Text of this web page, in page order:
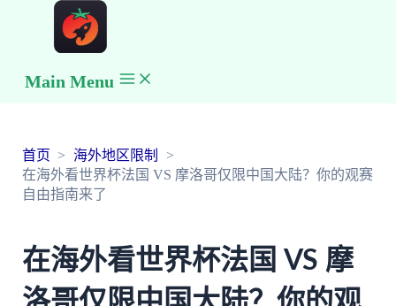
Main Menu
首页
海外地区限制
在海外看世界杯法国 VS 摩洛哥仅限中国大陆？你的观赛
自由指南来了
在海外看世界杯法国 VS 摩